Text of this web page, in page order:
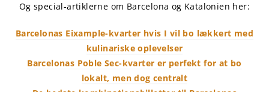
Og special-artiklerne om Barcelona og Katalonien her:
Barcelonas Eixample-kvarter hvis I vil bo lækkert med
kulinariske oplevelser
Barcelonas Poble Sec-kvarter er perfekt for at bo
lokalt, men dog centralt